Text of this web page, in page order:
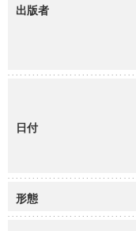
出版者
日付
形態